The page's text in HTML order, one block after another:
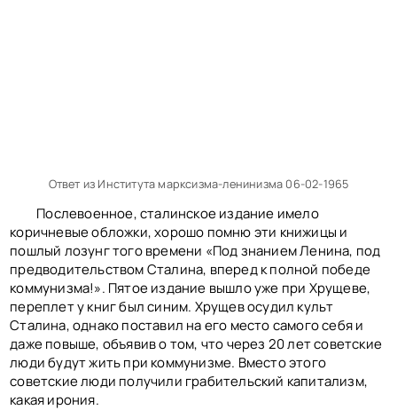
Ответ из Института марксизма-ленинизма 06-02-1965
Послевоенное, сталинское издание имело
коричневые обложки, хорошо помню эти книжицы и
пошлый лозунг того времени «Под знанием Ленина, под
предводительством Сталина, вперед к полной победе
коммунизма!». Пятое издание вышло уже при Хрущеве,
переплет у книг был синим. Хрущев осудил культ
Сталина, однако поставил на его место самого себя и
даже повыше, объявив о том, что через 20 лет советские
люди будут жить при коммунизме. Вместо этого
советские люди получили грабительский капитализм,
какая ирония.